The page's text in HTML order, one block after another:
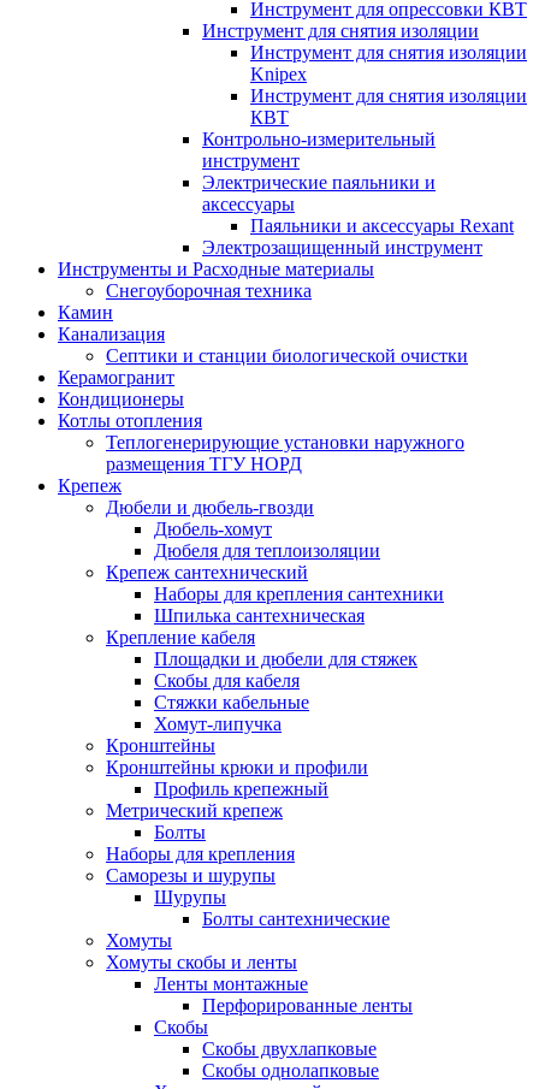
Инструмент для опрессовки КВТ
Инструмент для снятия изоляции
Инструмент для снятия изоляции
Knipex
Инструмент для снятия изоляции
КВТ
Контрольно-измерительный
инструмент
Электрические паяльники и
аксессуары
Паяльники и аксессуары Rexant
Электрозащищенный инструмент
Инструменты и Расходные материалы
Снегоуборочная техника
Камин
Канализация
Септики и станции биологической очистки
Керамогранит
Кондиционеры
Котлы отопления
Теплогенерирующие установки наружного
размещения ТГУ НОРД
Крепеж
Дюбели и дюбель-гвозди
Дюбель-хомут
Дюбеля для теплоизоляции
Крепеж сантехнический
Наборы для крепления сантехники
Шпилька сантехническая
Крепление кабеля
Площадки и дюбели для стяжек
Скобы для кабеля
Стяжки кабельные
Хомут-липучка
Кронштейны
Кронштейны крюки и профили
Профиль крепежный
Метрический крепеж
Болты
Наборы для крепления
Саморезы и шурупы
Шурупы
Болты сантехнические
Хомуты
Хомуты скобы и ленты
Ленты монтажные
Перфорированные ленты
Скобы
Скобы двухлапковые
Скобы однолапковые